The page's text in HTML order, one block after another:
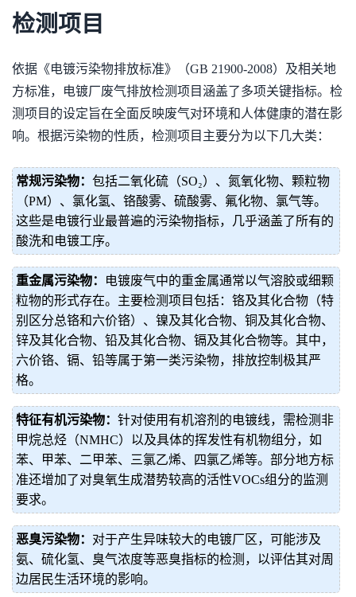
检测项目
依据《电镀污染物排放标准》（GB 21900-2008）及相关地
方标准，电镀厂废气排放检测项目涵盖了多项关键指标。检
测项目的设定旨在全面反映废气对环境和人体健康的潜在影
响。根据污染物的性质，检测项目主要分为以下几大类：
常规污染物： 包括二氧化硫（SO₂）、氮氧化物、颗粒物
（PM）、氯化氢、铬酸雾、硫酸雾、氟化物、氯气等。
这些是电镀行业最普遍的污染物指标，几乎涵盖了所有的
酸洗和电镀工序。
重金属污染物：
电镀废气中的重金属通常以气溶胶或细颗
粒物的形式存在。主要检测项目包括：铬及其化合物（特
别区分总铬和六价铬）、镍及其化合物、铜及其化合物、
锌及其化合物、铅及其化合物、镉及其化合物等。其中，
六价铬、镉、铅等属于第一类污染物，排放控制极其严
格。
特征有机污染物： 针对使用有机溶剂的电镀线，需检测非
甲烷总烃（NMHC）以及具体的挥发性有机物组分，如
苯、甲苯、二甲苯、三氯乙烯、四氯乙烯等。部分地方标
准还增加了对臭氧生成潜势较高的活性VOCs组分的监测
要求。
恶臭污染物： 对于产生异味较大的电镀厂区，可能涉及
氨、硫化氢、臭气浓度等恶臭指标的检测，以评估其对周
边居民生活环境的影响。